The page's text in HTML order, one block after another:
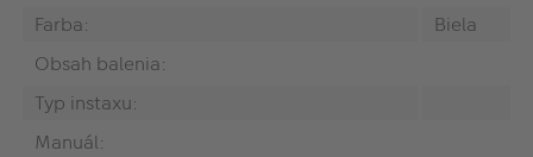
Farba:
Biela
Obsah balenia:
Typ instaxu:
Manuál: